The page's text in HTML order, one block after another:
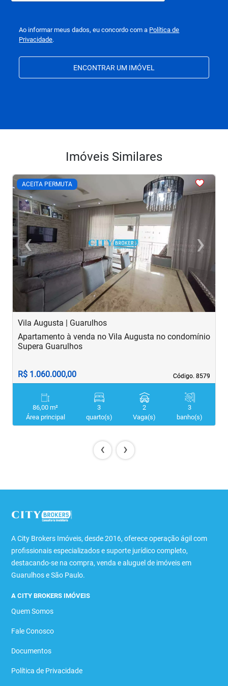
Ao informar meus dados, eu concordo com a Política de
Privacidade.
ENCONTRAR UM IMÓVEL
Imóveis Similares
ACEITA PERMUTA
<<<<
‹Previous ›
Next
Vila Augusta | Guarulhos
Código. 8579
Código. 8579
Apartamento à venda no Vila Augusta no condomínio
Supera Guarulhos
R$ 1.060.000,00
86,00 m²
Área principal
3
quarto(s)
2
Vaga(s)
3
banho(s)
‹ ›
A City Brokers Imóveis, desde 2016, oferece operação ágil com
profissionais especializados e suporte jurídico completo,
destacando-se na compra, venda e aluguel de imóveis em
Guarulhos e São Paulo.
A CITY BROKERS IMÓVEIS
Quem Somos
Fale Conosco
Documentos
Política de Privacidade